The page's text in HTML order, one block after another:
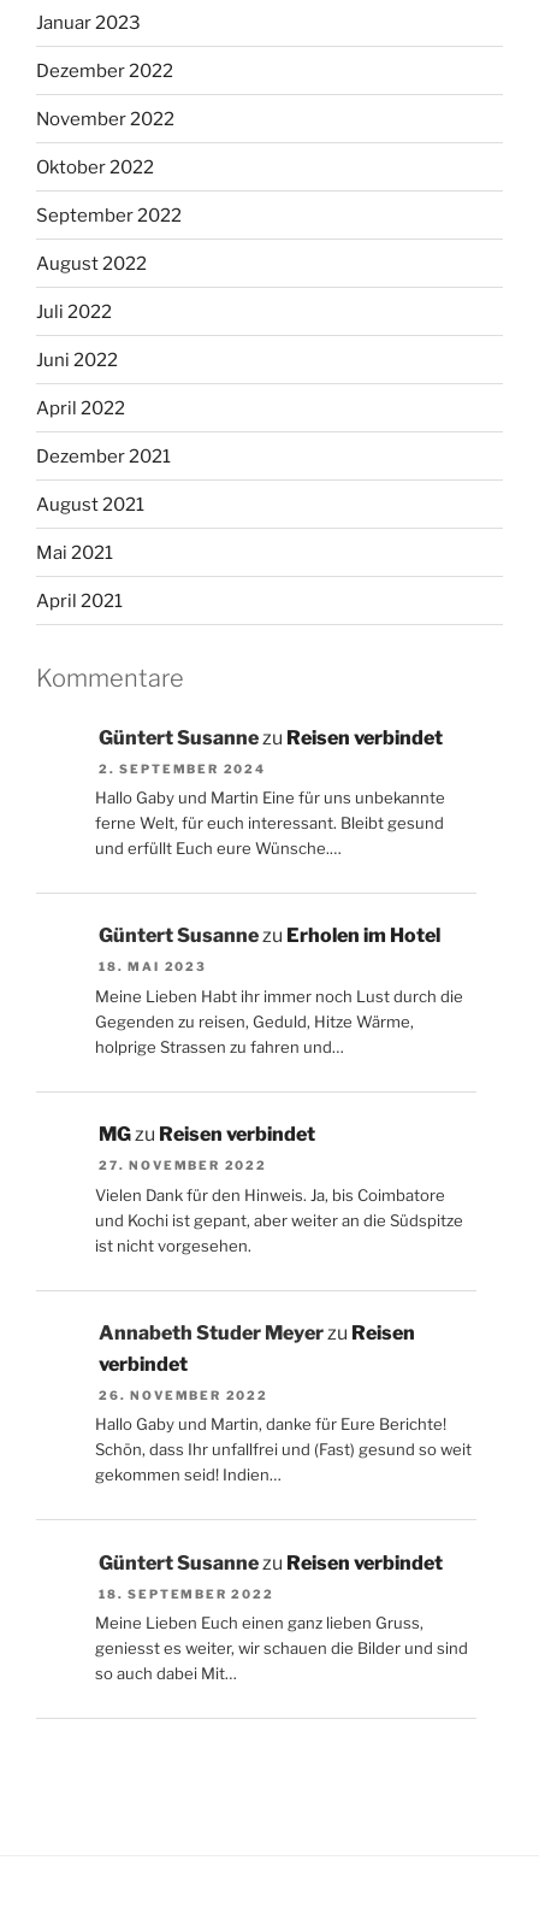
Januar 2023
Dezember 2022
November 2022
Oktober 2022
September 2022
August 2022
Juli 2022
Juni 2022
April 2022
Dezember 2021
August 2021
Mai 2021
April 2021
Kommentare
Güntert Susanne zu Reisen verbindet
2. SEPTEMBER 2024
Hallo Gaby und Martin Eine für uns unbekannte
ferne Welt, für euch interessant. Bleibt gesund
und erfüllt Euch eure Wünsche.…
Güntert Susannezu Erholen im Hotel
18. MAI 2023
Meine Lieben Habt ihr immer noch Lust durch die
Gegenden zu reisen, Geduld, Hitze Wärme,
holprige Strassen zu fahren und…
MGzu Reisen verbindet
27. NOVEMBER 2022
Vielen Dank für den Hinweis. Ja, bis Coimbatore
und Kochi ist gepant, aber weiter an die Südspitze
ist nicht vorgesehen.
Annabeth Studer Meyerzu Reisen
verbindet
26. NOVEMBER 2022
Hallo Gaby und Martin, danke für Eure Berichte!
Schön, dass Ihr unfallfrei und (Fast) gesund so weit
gekommen seid! Indien…
Güntert Susanne zu Reisen verbindet
18. SEPTEMBER 2022
Meine Lieben Euch einen ganz lieben Gruss,
geniesst es weiter, wir schauen die Bilder und sind
so auch dabei Mit…